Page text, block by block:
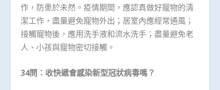
作，防患於未然。疫情期間，應認真做好寵物的清
潔工作，盡量避免寵物外出；居室內應經常通風；
接觸寵物後，應用洗手液和流水洗手；盡量避免老
人、小孩與寵物密切接觸。
34問：收快遞會感染新型冠狀病毒嗎？